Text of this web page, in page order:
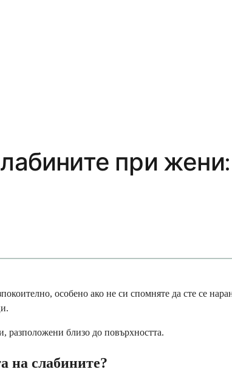
при
особено ако не си спомняте да сте се
разположени близо до повърхността.
на слабините?